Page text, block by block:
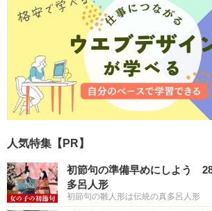
人気特集【PR】
初節句の準備早めにしよう
多呂人形
初節句の雛人形は伝統の真多呂人形